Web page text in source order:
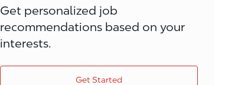
Get personalized job
recommendations based on your
interests.
Get Started